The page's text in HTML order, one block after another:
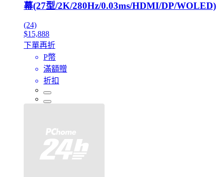
幕(27型/2K/280Hz/0.03ms/HDMI/DP/WOLED)
(24)
$15,888
下單再折
P幣
滿額贈
折扣